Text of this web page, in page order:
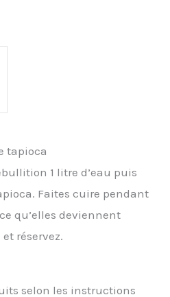
tapioca
1 litre d’eau puis
Faites cuire pendant
qu’elles deviennent
réservez.
selon les instructions